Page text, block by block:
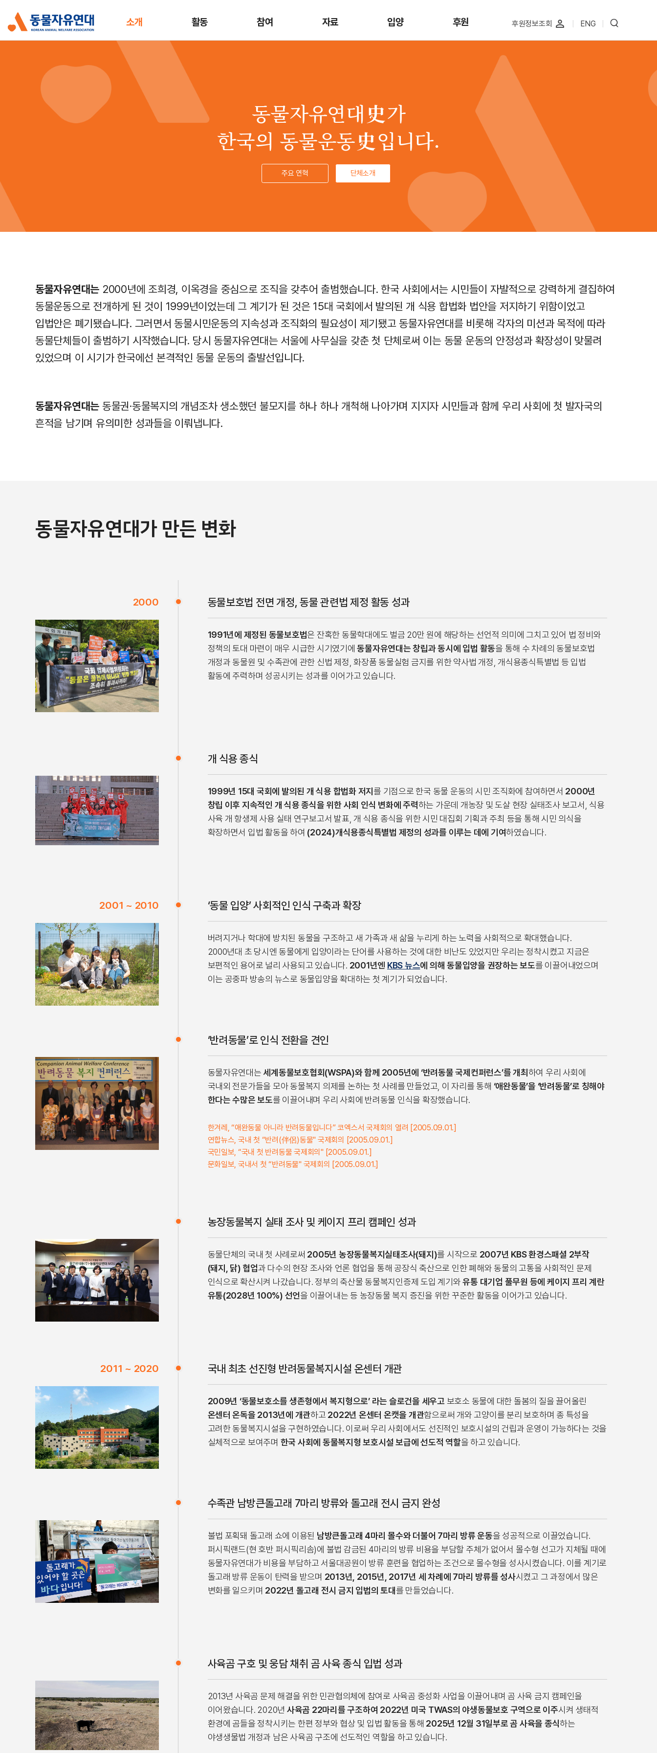
소개 활동 참여 자료 입양 후원 후원정보조회 perm_identity ENG
동물자유연대史가
한국의 동물운동史입니다.
주요 연혁 단체소개
동물자유연대는 2000년에 조희경, 이옥경을 중심으로 조직을 갖추어 출범했습니다. 한국 사회에서는 시민들이 자발적으로 강력하게 결집하여
동물운동으로 전개하게 된 것이 1999년이었는데 그 계기가 된 것은 15대 국회에서 발의된 개 식용 합법화 법안을 저지하기 위함이었고
입법안은 폐기됐습니다. 그러면서 동물시민운동의 지속성과 조직화의 필요성이 제기됐고 동물자유연대를 비롯해 각자의 미션과 목적에 따라
동물단체들이 출범하기 시작했습니다. 당시 동물자유연대는 서울에 사무실을 갖춘 첫 단체로써 이는 동물 운동의 안정성과 확장성이 맞물려
있었으며 이 시기가 한국에선 본격적인 동물 운동의 출발선입니다.
동물자유연대는 동물권·동물복지의 개념조차 생소했던 불모지를 하나 하나 개척해 나아가며 지지자 시민들과 함께 우리 사회에 첫 발자국의
흔적을 남기며 유의미한 성과들을 이뤄냅니다.
동물자유연대가 만든 변화
2000 동물보호법 전면 개정, 동물 관련법 제정 활동 성과
1991년에 제정된 동물보호법은 잔혹한 동물학대에도 벌금 20만 원에 해당하는 선언적 의미에 그치고 있어 법 정비와
정책의 토대 마련이 매우 시급한 시기였기에동물자유연대는 창립과 동시에 입법 활동을 통해 수 차례의 동물보호법
개정과 동물원 및 수족관에 관한 신법 제정, 화장품 동물실험 금지를 위한 약사법 개정, 개식용종식특별법 등 입법
활동에 주력하며 성공시키는 성과를 이어가고 있습니다.
개 식용 종식
1999년 15대 국회에 발의된 개 식용 합법화 저지를 기점으로 한국 동물 운동의 시민 조직화에 참여하면서 2000년
창립 이후 지속적인 개 식용 종식을 위한 사회 인식 변화에 주력하는 가운데 개농장 및 도살 현장 실태조사 보고서, 식용
사육 개 항생제 사용 실태 연구보고서 발표, 개 식용 종식을 위한 시민 대집회 기획과 주최 등을 통해 시민 의식을
확장하면서 입법 활동을 하여 (2024)개식용종식특별법 제정의 성과를 이루는 데에 기여하였습니다.
2001 ~ 2010 ‘동물 입양’ 사회적인 인식 구축과 확장
버려지거나 학대에 방치된 동물을 구조하고 새 가족과 새 삶을 누리게 하는 노력을 사회적으로 확대했습니다.
2000년대 초 당시엔 동물에게 입양이라는 단어를 사용하는 것에 대한 비난도 있었지만 우리는 정착시켰고 지금은
보편적인 용어로 널리 사용되고 있습니다. 2001년엔 KBS 뉴스에 의해 동물입양을 권장하는 보도를 이끌어내었으며
이는 공중파 방송의 뉴스로 동물입양을 확대하는 첫 계기가 되었습니다.
‘반려동물’로 인식 전환을 견인
동물자유연대는 세계동물보호협회(WSPA)와 함께 2005년에 ‘반려동물 국제컨퍼런스’를 개최 하여 우리 사회에
국내외 전문가들을 모아 동물복지 의제를 논하는 첫 사례를 만들었고, 이 자리를 통해 ‘애완동물’을 ‘반려동물’로 칭해야
한다는 수많은 보도를 이끌어내며 우리 사회에 반려동물 인식을 확장했습니다.
한겨레, “애완동물 아니라 반려동물입니다” 코엑스서 국제회의 열려 [2005.09.01.]
연합뉴스, 국내 첫 “반려(伴侶)동물" 국제회의 [2005.09.01.]
국민일보, “국내 첫 반려동물 국제회의" [2005.09.01.]
문화일보, 국내서 첫 “반려동물" 국제회의 [2005.09.01.]
농장동물복지 실태 조사 및 케이지 프리 캠페인 성과
동물단체의 국내 첫 사례로써 2005년 농장동물복지실태조사(돼지)를 시작으로 2007년 KBS 환경스패셜 2부작
(돼지, 닭) 협업과 다수의 현장 조사와 언론 협업을 통해 공장식 축산으로 인한 폐해와 동물의 고통을 사회적인 문제
인식으로 확산시켜 나갔습니다. 정부의 축산물 동물복지인증제 도입 계기와유통 대기업 풀무원 등에 케이지 프리 계란
유통(2028년 100%) 선언을 이끌어내는 등 농장동물 복지 증진을 위한 꾸준한 활동을 이어가고 있습니다.
2011 ~ 2020 국내 최초 선진형 반려동물복지시설 온센터 개관
2009년 ‘동물보호소를 생존형에서 복지형으로’ 라는 슬로건을 세우고 보호소 동물에 대한 돌봄의 질을 끌어올린
온센터 온독을 2013년에 개관하고 2022년 온센터 온캣을 개관함으로써 개와 고양이를 분리 보호하며 종 특성을
고려한 동물복지시설을 구현하였습니다. 이로써 우리 사회에서도 선진적인 보호시설의 건립과 운영이 가능하다는 것을
실체적으로 보여주며 한국 사회에 동물복지형 보호시설 보급에 선도적 역할을 하고 있습니다.
수족관 남방큰돌고래 7마리 방류와 돌고래 전시 금지 완성
불법 포획돼 돌고래 쇼에 이용된 남방큰돌고래 4마리 몰수와 더불어 7마리 방류 운동을 성공적으로 이끌었습니다.
퍼시픽랜드(현 호반 퍼시픽리솜)에 불법 감금된 4마리의 방류 비용을 부담할 주체가 없어서 몰수형 선고가 지체될 때에
동물자유연대가 비용을 부담하고 서울대공원이 방류 훈련을 협업하는 조건으로 몰수형을 성사시켰습니다. 이를 계기로
돌고래 방류 운동이 탄력을 받으며 2013년, 2015년, 2017년 세 차례에 7마리 방류를 성사시켰고 그 과정에서 많은
변화를 일으키며 2022년 돌고래 전시 금지 입법의 토대를 만들었습니다.
사육곰 구호 및 웅담 채취 곰 사육 종식 입법 성과
2013년 사육곰 문제 해결을 위한 민관협의체에 참여로 사육곰 중성화 사업을 이끌어내며 곰 사육 금지 캠페인을
이어왔습니다. 2020년 사육곰 22마리를 구조하여 2022년 미국 TWAS의 야생동물보호 구역으로 이주시켜 생태적
환경에 곰들을 정착시키는 한편 정부와 협상 및 입법 활동을 통해 2025년 12월 31일부로 곰 사육을 종식하는
야생생물법 개정과 남은 사육곰 구조에 선도적인 역할을 하고 있습니다.